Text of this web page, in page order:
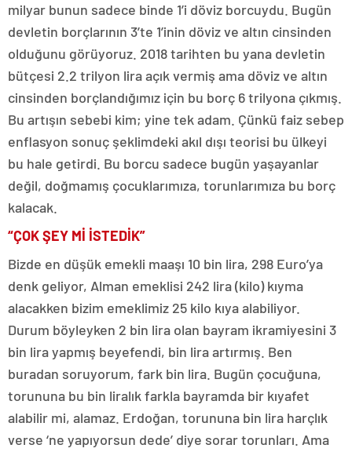
milyar bunun sadece binde 1’i döviz borcuydu. Bugün
devletin borçlarının 3’te 1’inin döviz ve altın cinsinden
olduğunu görüyoruz. 2018 tarihten bu yana devletin
bütçesi 2.2 trilyon lira açık vermiş ama döviz ve altın
cinsinden borçlandığımız için bu borç 6 trilyona çıkmış.
Bu artışın sebebi kim; yine tek adam. Çünkü faiz sebep
enflasyon sonuç şeklimdeki akıl dışı teorisi bu ülkeyi
bu hale getirdi. Bu borcu sadece bugün yaşayanlar
değil, doğmamış çocuklarımıza, torunlarımıza bu borç
kalacak.
“ÇOK ŞEY Mİ İSTEDİK”
Bizde en düşük emekli maaşı 10 bin lira, 298 Euro’ya
denk geliyor, Alman emeklisi 242 lira (kilo) kıyma
alacakken bizim emeklimiz 25 kilo kıya alabiliyor.
Durum böyleyken 2 bin lira olan bayram ikramiyesini 3
bin lira yapmış beyefendi, bin lira artırmış. Ben
buradan soruyorum, fark bin lira. Bugün çocuğuna,
torununa bu bin liralık farkla bayramda bir kıyafet
alabilir mi, alamaz. Erdoğan, torununa bin lira harçlık
verse ‘ne yapıyorsun dede’ diye sorar torunları. Ama